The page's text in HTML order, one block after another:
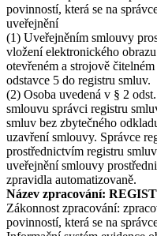
povinností, která se na
uveřejnění
(1) Uveřejněním smlouvy
vložení elektronického
otevřeném a strojově
odstavce 5 do registru smluv.
(2) Osoba uvedená v § 2
smlouvu správci registru
smluv bez zbytečného
uzavření smlouvy. Správce
prostřednictvím registru
uveřejnění smlouvy
zpravidla automatizovaně.
Název zpracování:
Zákonnost zpracování:
povinností, která se na